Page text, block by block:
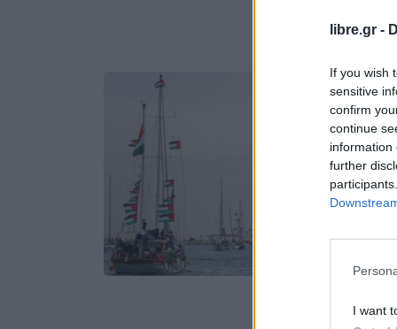
libre.gr -
If you wish
sensitive
confirm
continue
information
further
I want